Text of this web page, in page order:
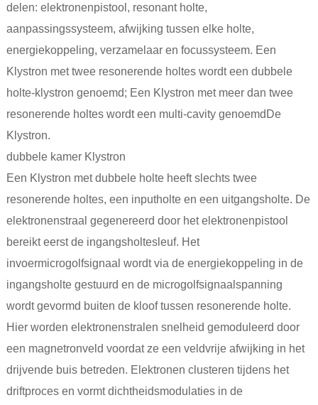
delen: elektronenpistool, resonant holte,
aanpassingssysteem, afwijking tussen elke holte,
energiekoppeling, verzamelaar en focussysteem. Een
Klystron met twee resonerende holtes wordt een dubbele
holte-klystron genoemd; Een Klystron met meer dan twee
resonerende holtes wordt een multi-cavity genoemd De
Klystron.
dubbele kamer Klystron
Een Klystron met dubbele holte heeft slechts twee
resonerende holtes, een inputholte en een uitgangsholte. De
elektronenstraal gegenereerd door het elektronenpistool
bereikt eerst de ingangsholtesleuf. Het
invoermicrogolfsignaal wordt via de energiekoppeling in de
ingangsholte gestuurd en de microgolfsignaalspanning
wordt gevormd buiten de kloof tussen resonerende holte.
Hier worden elektronenstralen snelheid gemoduleerd door
een magnetronveld voordat ze een veldvrije afwijking in het
drijvende buis betreden. Elektronen clusteren tijdens het
driftproces en vormt dichtheidsmodulaties in de